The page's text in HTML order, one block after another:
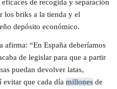
de recogida y separación
los briks a la tienda y el
depósito económico.
afirma: “En España deberíamos
de legislar para que a partir
puedan devolver latas,
evitar que cada día millones de